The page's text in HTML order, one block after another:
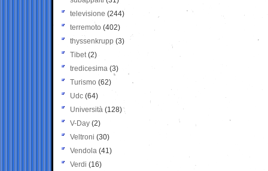
televisione(244)
terremoto (402)
thyssenkrupp (3)
Tibet(2)
tredicesima (3)
Turismo (62)
Udc (64)
Università (128)
V-Day (2)
Veltroni (30)
Vendola (41)
Verdi (16)